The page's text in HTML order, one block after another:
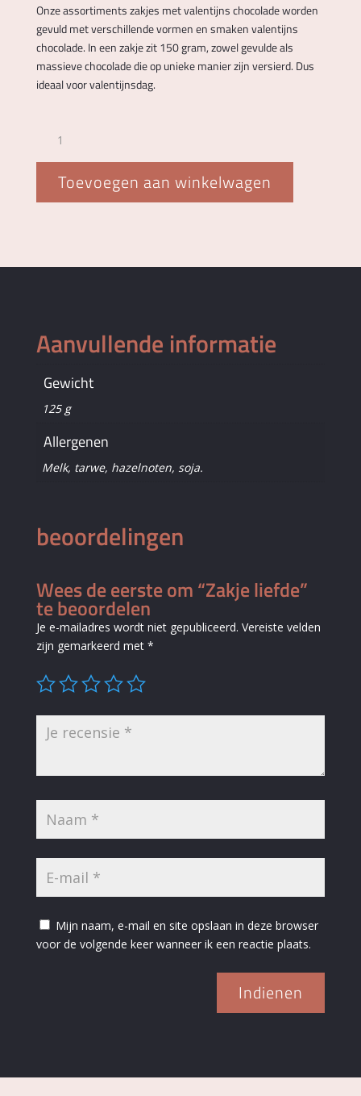
Onze assortiments zakjes met valentijns chocolade worden
gevuld met verschillende vormen en smaken valentijns
chocolade. In een zakje zit 150 gram, zowel gevulde als
massieve chocolade die op unieke manier zijn versierd. Dus
ideaal voor valentijnsdag.
liefde
aantal
Toevoegen aan winkelwagen
Aanvullende informatie
Gewicht
125 g
Allergenen
Melk, tarwe, hazelnoten, soja.
beoordelingen
Wees de eerste om “Zakje liefde”
te beoordelen
Je e-mailadres wordt niet gepubliceerd. Vereiste velden
zijn gemarkeerd met *
Mijn naam, e-mail en site opslaan in deze browser
voor de volgende keer wanneer ik een reactie plaats.
Indienen